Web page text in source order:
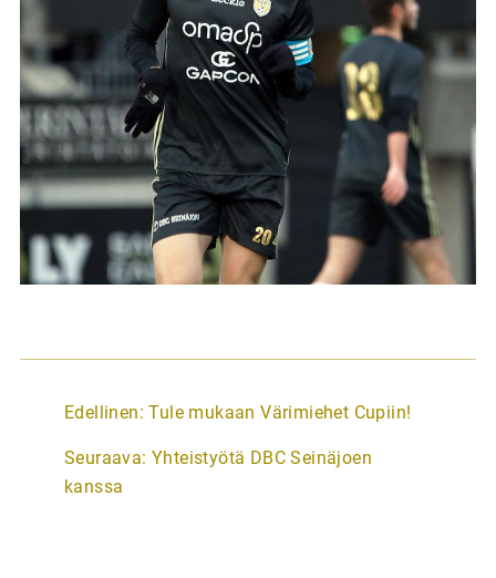
A
t
i
Edellinen: Tule mukaan Värimiehet Cupiin!
Seuraava: Yhteistyötä DBC Seinäjoen
kanssa